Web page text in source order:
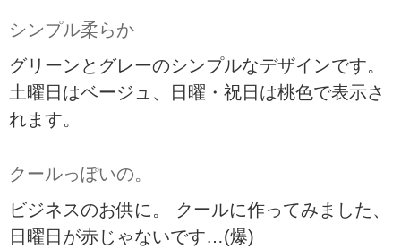
シンプル柔らか
グリーンとグレーのシンプルなデザインです。
土曜日はベージュ、日曜・祝日は桃色で表示さ
れます。
クールっぽいの。
ビジネスのお供に。 クールに作ってみました、
日曜日が赤じゃないです…(爆)